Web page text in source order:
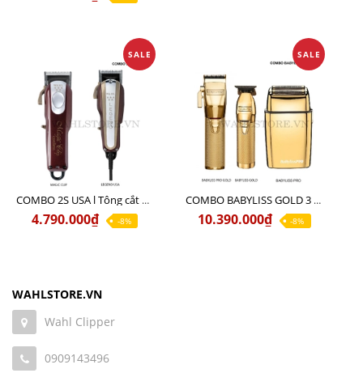
SALE
COMBO 2S USA l Tông cắt LEGEND USA CÓ DÂY 220V + Tông pin MAGIC CLIP
4.790.000₫ -8%
SALE
COMBO BABYLISS GOLD 3 cao cấp chính hãng
10.390.000₫ -8%
WAHLSTORE.VN
Wahl Clipper
0909143496